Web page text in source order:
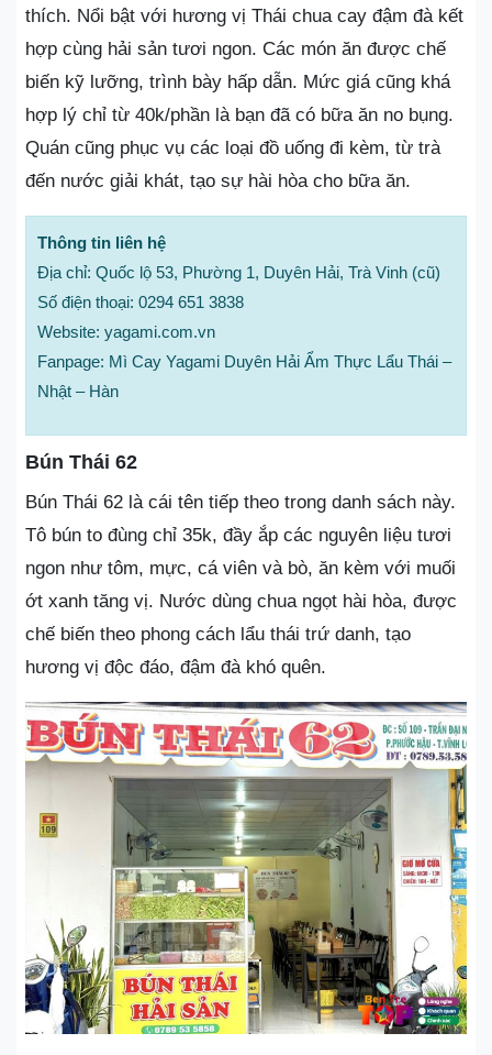
thích. Nổi bật với hương vị Thái chua cay đậm đà kết
hợp cùng hải sản tươi ngon. Các món ăn được chế
biến kỹ lưỡng, trình bày hấp dẫn. Mức giá cũng khá
hợp lý chỉ từ 40k/phần là bạn đã có bữa ăn no bụng.
Quán cũng phục vụ các loại đồ uống đi kèm, từ trà
đến nước giải khát, tạo sự hài hòa cho bữa ăn.
Thông tin liên hệ
Địa chỉ: Quốc lộ 53, Phường 1, Duyên Hải, Trà Vinh (cũ)
Số điện thoại: 0294 651 3838
Website: yagami.com.vn
Fanpage: Mì Cay Yagami Duyên Hải Ẩm Thực Lẩu Thái –
Nhật – Hàn
Bún Thái 62
Bún Thái 62 là cái tên tiếp theo trong danh sách này.
Tô bún to đùng chỉ 35k, đầy ắp các nguyên liệu tươi
ngon như tôm, mực, cá viên và bò, ăn kèm với muối
ớt xanh tăng vị. Nước dùng chua ngọt hài hòa, được
chế biến theo phong cách lẩu thái trứ danh, tạo
hương vị độc đáo, đậm đà khó quên.